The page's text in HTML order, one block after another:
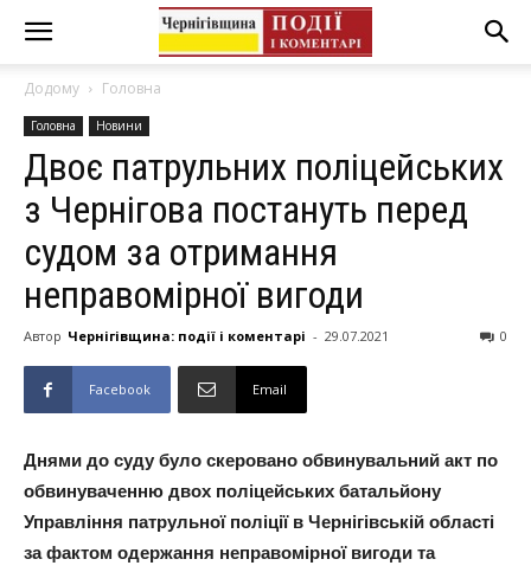
Додому Головна
Головна Новини
Двоє патрульних поліцейських
з Чернігова постануть перед
судом за отримання
неправомірної вигоди
Автор Чернігівщина: події і коментарі - 29.07.2021 0
Facebook Email
Днями до суду було скеровано обвинувальний акт по
обвинуваченню двох поліцейських батальйону
Управління патрульної поліції в Чернігівській області
за фактом одержання неправомірної вигоди та